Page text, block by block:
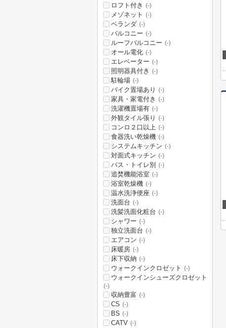
ロフト付き (-)
メゾネット (-)
ベランダ (-)
バルコニー (-)
ルーフバルコニー (-)
オール電化 (-)
エレベーター (-)
照明器具付き (-)
駐輪場 (-)
バイク置場あり (-)
家具・家電付き (-)
洗濯機置場有 (-)
外観タイル張り (-)
コンロ２口以上 (-)
食器洗い乾燥機 (-)
システムキッチン (-)
対面式キッチン (-)
バス・トイレ別 (-)
追焚機能浴室 (-)
浴室乾燥機 (-)
温水洗浄便座 (-)
洗面台 (-)
洗髪洗面化粧台 (-)
シャワー (-)
独立洗面台 (-)
エアコン (-)
床暖房 (-)
床下収納 (-)
ウォークインクロゼット (-)
ウォークインシューズクロゼット
(-)
収納豊富 (-)
CS (-)
BS (-)
CATV (-)